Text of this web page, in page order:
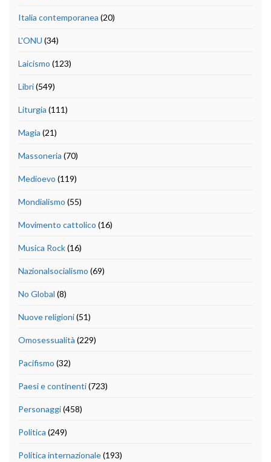
Italia contemporanea (20)
L'ONU (34)
Laicismo (123)
Libri(549)
Liturgia (111)
Magia (21)
Massoneria (70)
Medioevo (119)
Mondialismo (55)
Movimento cattolico (16)
Musica Rock(16)
Nazionalsocialismo (69)
No Global (8)
Nuove religioni(51)
Omosessualità (229)
Pacifismo (32)
Paesi e continenti(723)
Personaggi(458)
Politica (249)
Politica internazionale(193)